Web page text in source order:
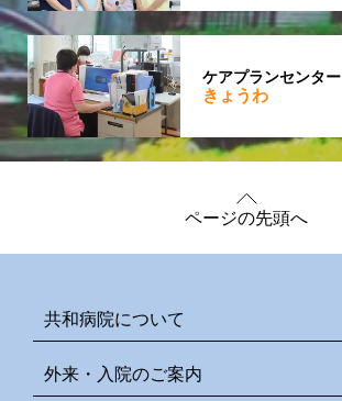
ケアプランセンター
きょうわ
ページの先頭へ
共和病院について
外来・入院のご案内